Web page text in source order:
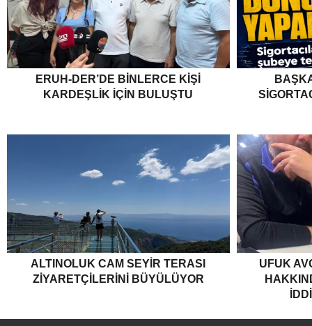
ERUH-DER’DE BINLERCE KIŞI
KARDEŞLIK İÇIN BULUŞTU
ALTINOLUK CAM SEYIR TERASI
ZIYARETÇILERINI BÜYÜLÜYOR
UFUK